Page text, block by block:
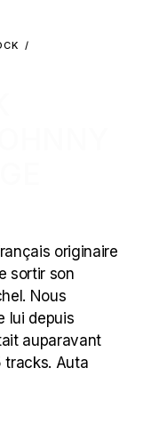
originaire
sortir son
Nous
lui depuis
auparavant
tracks. Auta